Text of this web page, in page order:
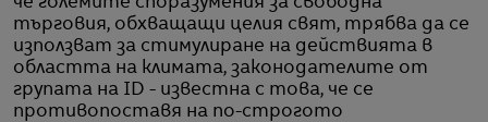
търговия, обхващащи целия свят, трябва да се
използват за стимулиране на действията в
областта на климата, законодателите от
групата на ID - известна с това, че се
противопоставя на по-строгото